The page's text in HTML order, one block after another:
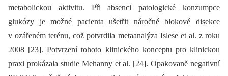
metabolickou aktivitu. Při absenci patologické konzumpce
glukózy je možné pacienta ušetřit náročné blokové disekce
v ozářeném terénu, což potvrdila metaanalýza Islese et al. z roku
2008 [23]. Potvrzení tohoto klinického konceptu pro klinickou
praxi prokázala studie Mehanny et al. [24]. Opakovaně negativní